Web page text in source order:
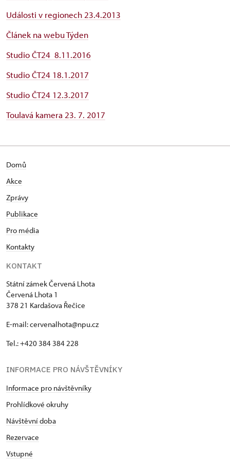
Události v regionech 23.4.2013
Článek na webu Týden
Studio ČT24 8.11.2016
Studio ČT24 18.1.2017
Studio ČT24 12.3.2017
Toulavá kamera 23. 7. 2017
Domů
Akce
Zprávy
Publikace
Pro média
Kontakty
KONTAKT
Státní zámek Červená Lhota
Červená Lhota 1
378 21 Kardašova Řečice
E-mail: cervenalhota@npu.cz
Tel.: +420 384 384 228
INFORMACE PRO NÁVŠTĚVNÍKY
Informace pro návštěvníky
Prohlídkové okruhy
Návštěvní doba
Rezervace
Vstupné